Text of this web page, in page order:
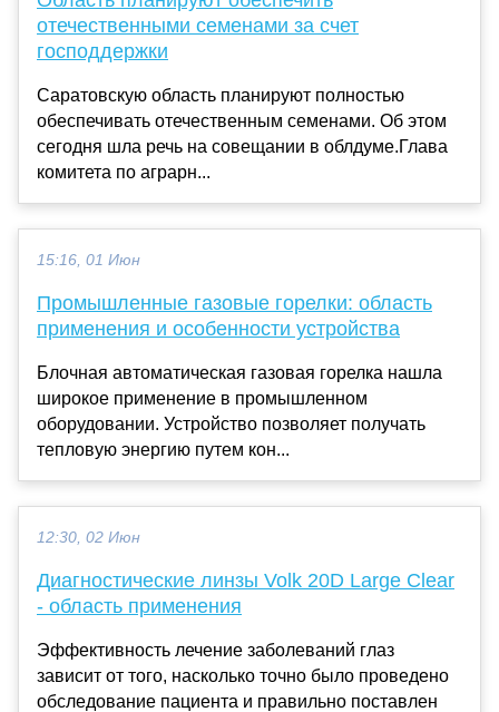
отечественными семенами за счет
господдержки
Саратовскую область планируют полностью
обеспечивать отечественным семенами. Об этом
сегодня шла речь на совещании в облдуме.Глава
комитета по аграрн...
15:16, 01 Июн
Промышленные газовые горелки: область
применения и особенности устройства
Блочная автоматическая газовая горелка нашла
широкое применение в промышленном
оборудовании. Устройство позволяет получать
тепловую энергию путем кон...
12:30, 02 Июн
Диагностические линзы Volk 20D Large Clear
- область применения
Эффективность лечение заболеваний глаз
зависит от того, насколько точно было проведено
обследование пациента и правильно поставлен